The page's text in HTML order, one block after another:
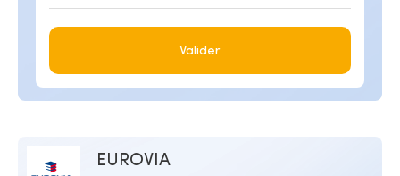
Valider
EUROVIA